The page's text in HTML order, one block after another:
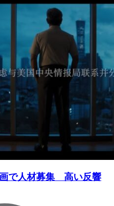
で人材募集 高い反響